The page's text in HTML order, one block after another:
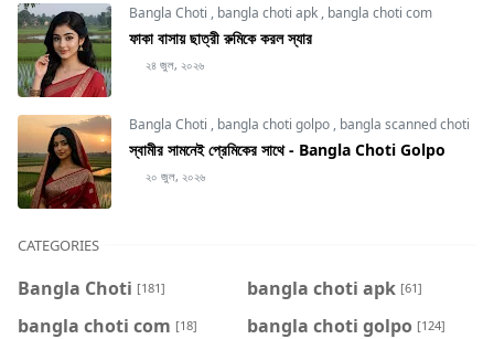
Bangla Choti , bangla choti apk , bangla choti com
ফাকা বাসায় ছাত্রী রুমিকে করল স্যার
২৪ জুল, ২০২৬
Bangla Choti , bangla choti golpo , bangla scanned choti
স্বামীর সামনেই প্রেমিকের সাথে - Bangla Choti Golpo
২০ জুল, ২০২৬
CATEGORIES
Bangla Choti [181] bangla choti apk [61]
bangla choti com [18] bangla choti golpo [124]